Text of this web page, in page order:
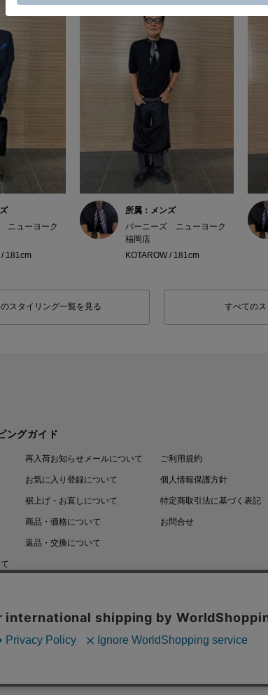
ニューヨーク
/ 181cm
所属：メンズ
バーニーズ ニューヨーク
福岡店
KOTAROW / 181cm
スタイリング一覧を見る すべての
ングガイド
再入荷お知らせメールについて
お気に入り登録について
裾上げ・お直しについて
商品・価格について
返品・交換について
ご利用規約
個人情報保護方針
特定商取引法に基づく表記
お問合せ